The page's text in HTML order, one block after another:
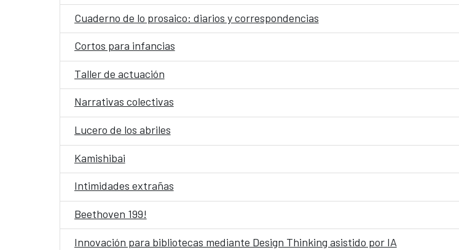
Cuaderno de lo prosaico: diarios y correspondencias
Cortos para infancias
Taller de actuación
Narrativas colectivas
Lucero de los abriles
Kamishibai
Intimidades extrañas
Beethoven 199!
Innovación para bibliotecas mediante Design Thinking asistido por IA